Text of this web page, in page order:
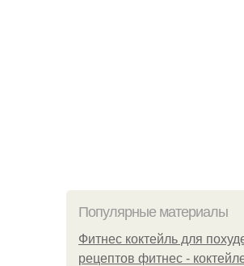
Популярные материалы
Фитнес коктейль для
рецептов фитнес -